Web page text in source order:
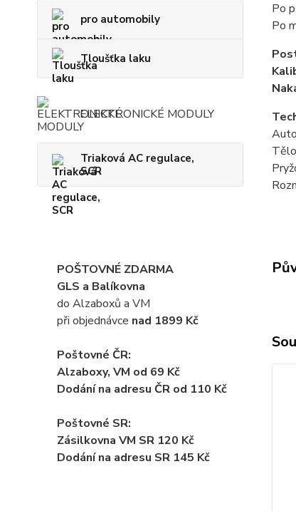
pro automobily
Tloušťka laku
ELEKTRONICKÉ MODULY
Triaková AC regulace,
SCR
POŠTOVNÉ ZDARMA
GLS a Balíkovna
do Alzaboxů a VM
při objednávce nad 1899 Kč
Poštovné ČR:
Alzaboxy, VM od 69 Kč
Dodání na adresu ČR od 110 Kč
Poštovné SR:
Zásilkovna VM SR 120 Kč
Dodánína adresu SR 145 Kč
Po
Po